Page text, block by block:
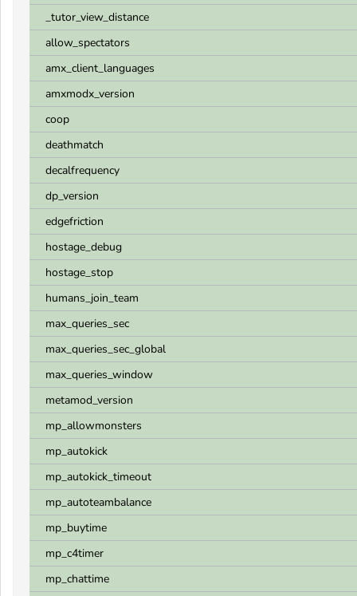
_tutor_view_distance
allow_spectators
amx_client_languages
amxmodx_version
coop
deathmatch
decalfrequency
dp_version
edgefriction
hostage_debug
hostage_stop
humans_join_team
max_queries_sec
max_queries_sec_global
max_queries_window
metamod_version
mp_allowmonsters
mp_autokick
mp_autokick_timeout
mp_autoteambalance
mp_buytime
mp_c4timer
mp_chattime